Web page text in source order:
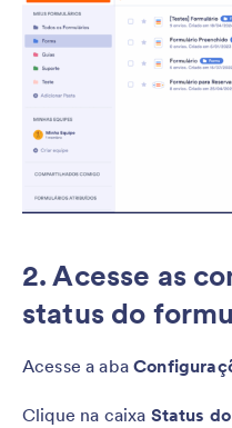
2. Acesse as
status do
Acesse a aba
Clique na caixa Status